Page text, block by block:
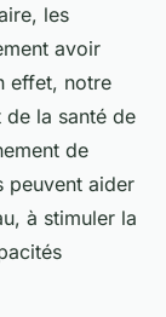
, les
avoir
effet, notre
la santé de
de
peuvent aider
à stimuler la